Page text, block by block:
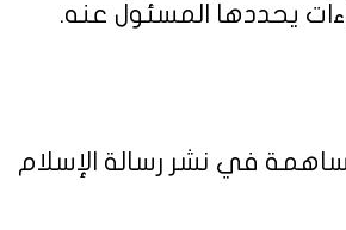
يحددها المسئول عنه.
في نشر رسالة الإسلام